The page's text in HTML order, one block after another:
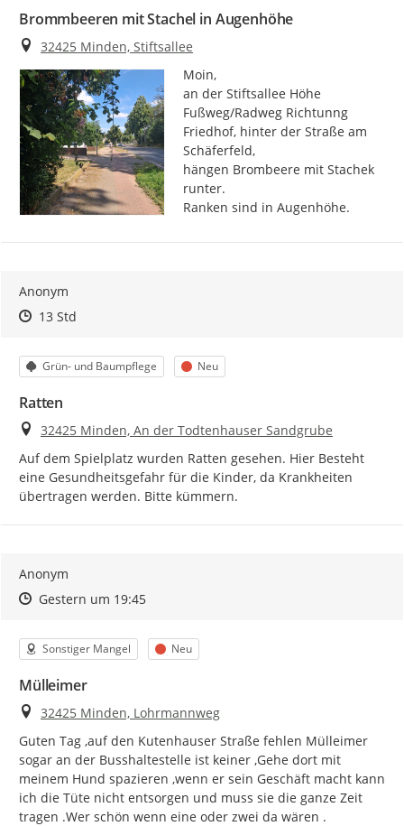
Brommbeeren mit Stachel in Augenhöhe
Ort
32425 Minden, Stiftsallee
Moin,
an der Stiftsallee Höhe
Fußweg/Radweg Richtunng
Friedhof, hinter der Straße am
Schäferfeld,
hängen Brombeere mit Stachek
runter.
Ranken sind in Augenhöhe.
Anonym
Zeitpunkt des Erstellens
Zeitpunkt des Erstellens
13 StdZur Äußerung
Kategorie
Grün- und Baumpflege Status
Neu
Ratten
Ort
32425 Minden, An der Todtenhauser Sandgrube
Auf dem Spielplatz wurden Ratten gesehen. Hier Besteht
eine Gesundheitsgefahr für die Kinder, da Krankheiten
übertragen werden. Bitte kümmern.
Anonym
Zeitpunkt des Erstellens
Zeitpunkt des Erstellens
Gestern um 19:45Zur Äußerung
Kategorie
Sonstiger Mangel Status
Neu
Mülleimer
Ort
32425 Minden, Lohrmannweg
Guten Tag ,auf den Kutenhauser Straße fehlen Mülleimer
sogar an der Busshaltestelle ist keiner ,Gehe dort mit
meinem Hund spazieren ,wenn er sein Geschäft macht kann
ich die Tüte nicht entsorgen und muss sie die ganze Zeit
tragen .Wer schön wenn eine oder zwei da wären .